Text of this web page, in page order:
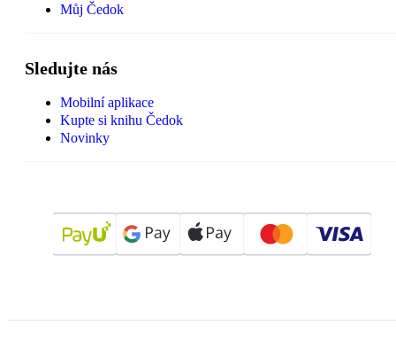
Můj Čedok
Sledujte nás
Mobilní aplikace
Kupte si knihu Čedok
Novinky